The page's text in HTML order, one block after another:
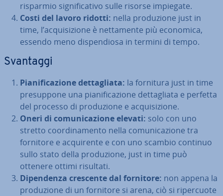
risparmio si­gni­fi­ca­ti­vo sulle risorse impiegate.
Costi del lavoro ridotti: nella pro­du­zio­ne just in
time, l’ac­qui­si­zio­ne è net­ta­men­te più economica,
essendo meno di­spen­dio­sa in termini di tempo.
Svantaggi
Pia­ni­fi­ca­zio­ne det­ta­glia­ta: la fornitura just in time
pre­sup­po­ne una pia­ni­fi­ca­zio­ne det­ta­glia­ta e perfetta
del processo di pro­du­zio­ne e ac­qui­si­zio­ne.
Oneri di co­mu­ni­ca­zio­ne elevati: solo con uno
stretto coor­di­na­men­to nella co­mu­ni­ca­zio­ne tra
fornitore e ac­qui­ren­te e con uno scambio continuo
sullo stato della pro­du­zio­ne, just in time può
ottenere ottimi risultati.
Di­pen­den­za crescente dal fornitore: non appena la
pro­du­zio­ne di un fornitore si arena, ciò si ri­per­cuo­te